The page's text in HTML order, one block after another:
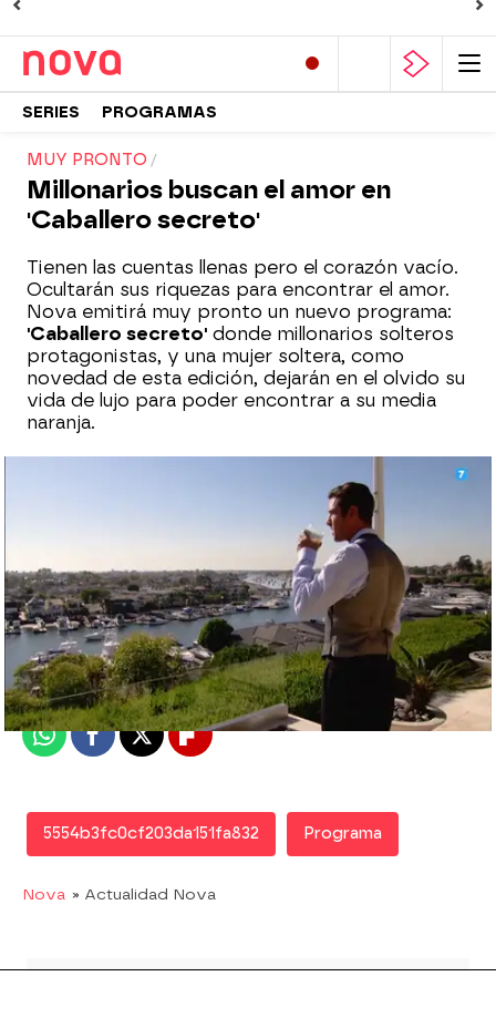
SERIES PROGRAMAS
MUY PRONTO
Millonarios buscan el amor en
'Caballero secreto'
Tienen las cuentas llenas pero el corazón vacío.
Ocultarán sus riquezas para encontrar el amor.
Nova emitirá muy pronto un nuevo programa:
'Caballero secreto' donde millonarios solteros
protagonistas, y una mujer soltera, como
novedad de esta edición, dejarán en el olvido su
vida de lujo para poder encontrar a su media
naranja.
Nova
Madrid
Publicado:18 de febrero de 2016, 15:34
WhatsappFacebook
X Flipboard
5554b3fc0cf203da151fa832 Programa
Nova » Actualidad Nova